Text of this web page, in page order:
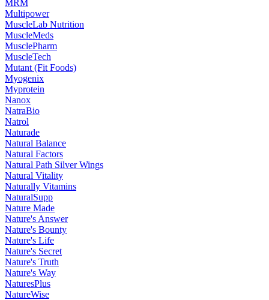
MRM
Multipower
MuscleLab Nutrition
MuscleMeds
MusclePharm
MuscleTech
Mutant (Fit Foods)
Myogenix
Myprotein
Nanox
NatraBio
Natrol
Naturade
Natural Balance
Natural Factors
Natural Path Silver Wings
Natural Vitality
Naturally Vitamins
NaturalSupp
Nature Made
Nature's Answer
Nature's Bounty
Nature's Life
Nature's Secret
Nature's Truth
Nature's Way
NaturesPlus
NatureWise